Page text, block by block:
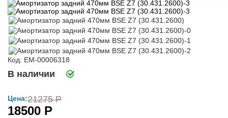
Код: ЕМ-00006318
В наличии
Цена:21275 Р
18500 Р